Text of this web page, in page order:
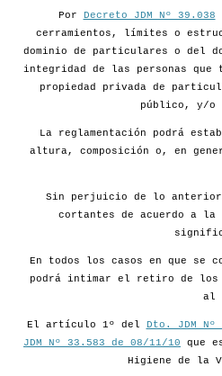
Por Decreto JDM Nº 39.038
cerramientos, límites o
dominio de particulares o del
integridad de las personas
propiedad privada de
público, y/o
La reglamentación podrá
altura, composición o, en
Sin perjuicio de lo anterior,
cortantes de acuerdo a la
En todos los casos en que se
podrá intimar el retiro de los
al
El artículo 1º del Dto. JDM Nº
JDM Nº 33.583 de 08/11/10 que
Higiene de la